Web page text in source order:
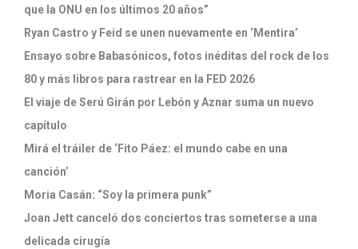
que la ONU en los últimos 20 años”
Ryan Castro y Feid se unen nuevamente en ‘Mentira’
Ensayo sobre Babasónicos, fotos inéditas del rock de los
80 y más libros para rastrear en la FED 2026
El viaje de Serú Girán por Lebón y Aznar suma un nuevo
capítulo
Mirá el tráiler de ‘Fito Páez: el mundo cabe en una
canción’
Moria Casán: “Soy la primera punk”
Joan Jett canceló dos conciertos tras someterse a una
delicada cirugía